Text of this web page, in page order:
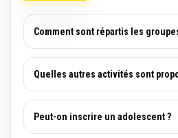
Comment sont répartis les
Quelles autres activités sont
Peut-on inscrire un adolescent ?